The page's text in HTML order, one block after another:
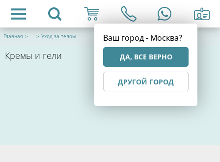
Ваш город - Москва?
ДА, ВСЕ ВЕРНО
ДРУГОЙ ГОРОД
Главная > ... > Уход за телом
Кремы и гели